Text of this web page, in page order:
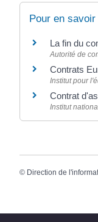
Pour en savoir
La fin du
Autorité de
Contrats
Institut pour
Contrat
Institut
© Direction de